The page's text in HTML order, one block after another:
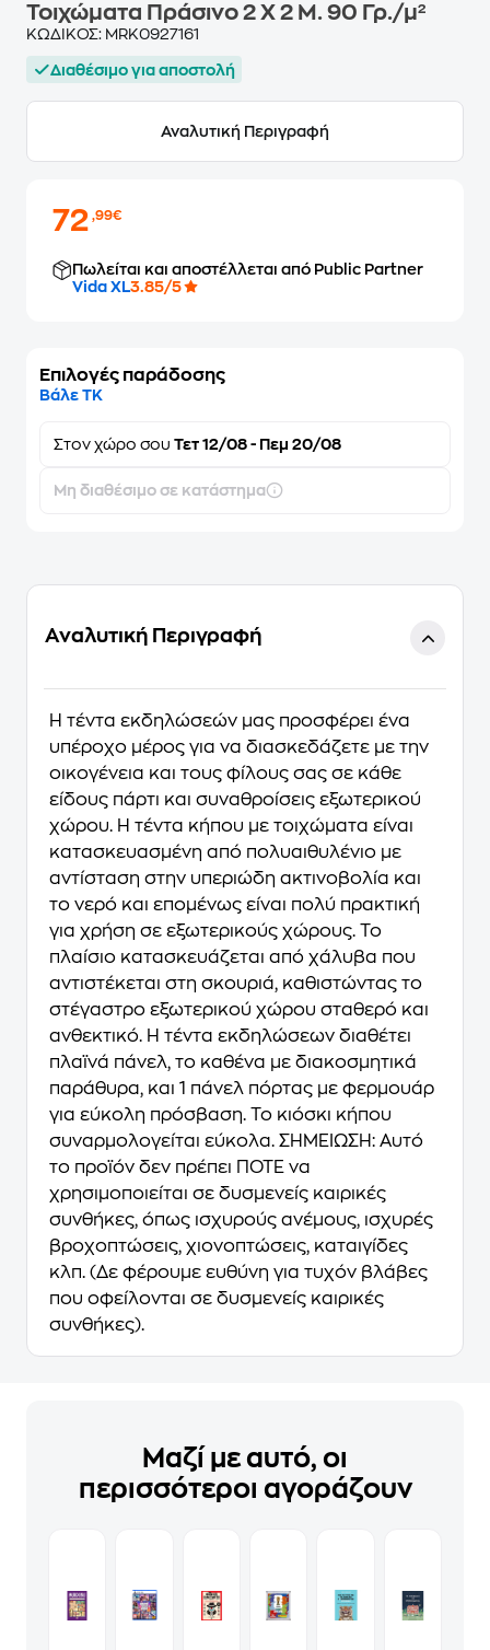
Τοιχώματα Πράσινο 2 X 2 Μ. 90 Γρ./μ²
ΚΩΔΙΚΟΣ: MRK0927161
Διαθέσιμο για αποστολή
Αναλυτική Περιγραφή
72,99€
Πωλείται και αποστέλλεται από Public Partner
Vida XL3.85/5
Επιλογές παράδοσης
Βάλε ΤΚ
Στον χώρο σου Τετ 12/08 - Πεμ 20/08
Μη διαθέσιμο σε κατάστημα
Αναλυτική Περιγραφή
Η τέντα εκδηλώσεών μας προσφέρει ένα
υπέροχο μέρος για να διασκεδάζετε με την
οικογένεια και τους φίλους σας σε κάθε
είδους πάρτι και συναθροίσεις εξωτερικού
χώρου. Η τέντα κήπου με τοιχώματα είναι
κατασκευασμένη από πολυαιθυλένιο με
αντίσταση στην υπεριώδη ακτινοβολία και
το νερό και επομένως είναι πολύ πρακτική
για χρήση σε εξωτερικούς χώρους. Το
πλαίσιο κατασκευάζεται από χάλυβα που
αντιστέκεται στη σκουριά, καθιστώντας το
στέγαστρο εξωτερικού χώρου σταθερό και
ανθεκτικό. Η τέντα εκδηλώσεων διαθέτει
πλαϊνά πάνελ, το καθένα με διακοσμητικά
παράθυρα, και 1 πάνελ πόρτας με φερμουάρ
για εύκολη πρόσβαση. Το κιόσκι κήπου
συναρμολογείται εύκολα. ΣΗΜΕΙΩΣΗ: Αυτό
το προϊόν δεν πρέπει ΠΟΤΕ να
χρησιμοποιείται σε δυσμενείς καιρικές
συνθήκες, όπως ισχυρούς ανέμους, ισχυρές
βροχοπτώσεις, χιονοπτώσεις, καταιγίδες
κλπ. (Δε φέρουμε ευθύνη για τυχόν βλάβες
που οφείλονται σε δυσμενείς καιρικές
συνθήκες).
Μαζί με αυτό, οι
περισσότεροι αγοράζουν